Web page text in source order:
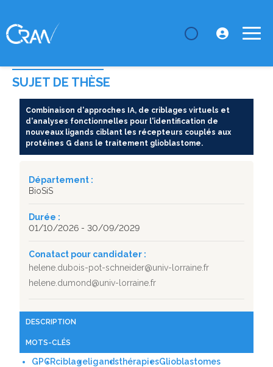
SUJET DE THÈSE
Combinaison d'approches IA, de criblages virtuels et
d'analyses fonctionnelles pour l'identification de
nouveaux ligands ciblant les récepteurs couplés aux
protéines G dans le traitement glioblastome.
Département :
BioSiS
Durée :
01/10/2026 - 30/09/2029
Conatact pour candidater :
helene.dubois-pot-schneider@univ-lorraine.fr
helene.dumond@univ-lorraine.fr
DESCRIPTION
MOTS-CLÉS
GPCRciblageligandsthérapiesGlioblastomes